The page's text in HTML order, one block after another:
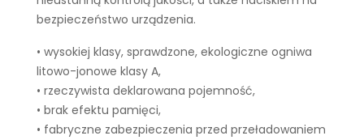
bezpieczeństwo urządzenia.
• wysokiej klasy, sprawdzone, ekologiczne ogniwa
litowo-jonowe klasy A,
• rzeczywista deklarowana pojemność,
• brak efektu pamięci,
• fabryczne zabezpieczenia przed przeładowaniem